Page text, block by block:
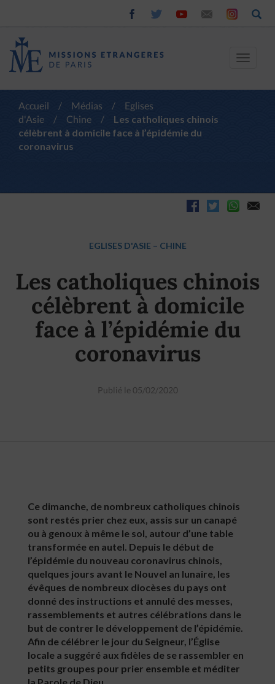
Toggle
Accueil / Médias /
Eglises
d'Asie
/ Chine /
Les catholiques chinois
célèbrent à domicile face à l’épidémie du
coronavirus
EGLISES D'ASIE – CHINE
Les catholiques chinois
célèbrent à domicile
face à l’épidémie du
coronavirus
Publié le 05/02/2020
Ce dimanche, de nombreux catholiques chinois
sont restés prier chez eux, assis sur un canapé
ou à genoux à même le sol, autour d’une table
transformée en autel. Depuis le début de
l’épidémie du nouveau coronavirus chinois,
quelques jours avant le Nouvel an lunaire, les
évêques de nombreux diocèses du pays ont
donné des instructions et annulé des messes,
rassemblements et autres célébrations dans le
but de contrer le développement de l’épidémie.
Afin de célébrer le jour du Seigneur, l’Église
locale a suggéré aux fidèles de se rassembler en
petits groupes pour prier ensemble et méditer